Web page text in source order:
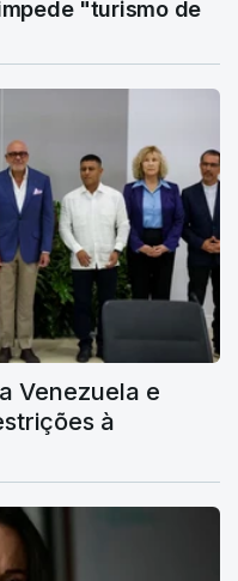
"turismo de
Venezuela e
à